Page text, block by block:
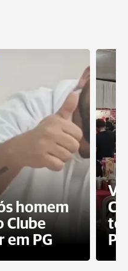
homem
Clube
em PG
PG